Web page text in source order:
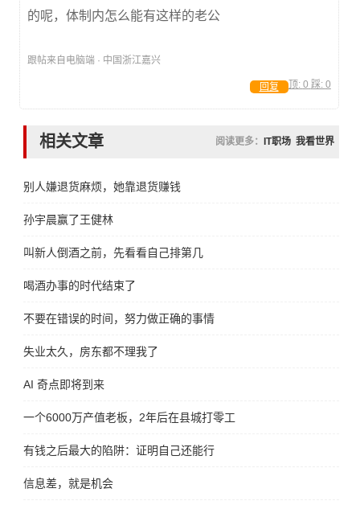
的呢，体制内怎么能有这样的老公
跟帖来自电脑端 · 中国浙江嘉兴
顶: 0 踩: 0
回复
相关文章 阅读更多： IT职场 我看世界
别人嫌退货麻烦，她靠退货赚钱
孙宇晨赢了王健林
叫新人倒酒之前，先看看自己排第几
喝酒办事的时代结束了
不要在错误的时间，努力做正确的事情
失业太久，房东都不理我了
AI 奇点即将到来
一个6000万产值老板，2年后在县城打零工
有钱之后最大的陷阱：证明自己还能行
信息差，就是机会